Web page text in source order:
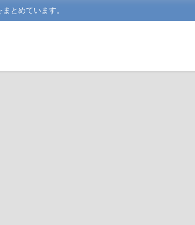
とめています。